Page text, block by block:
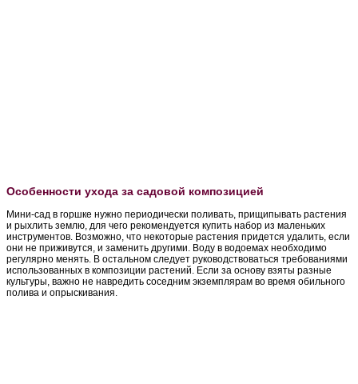
Особенности ухода за садовой композицией
Мини-сад в горшке нужно периодически поливать, прищипывать растения
и рыхлить землю, для чего рекомендуется купить набор из маленьких
инструментов. Возможно, что некоторые растения придется удалить, если
они не приживутся, и заменить другими. Воду в водоемах необходимо
регулярно менять. В остальном следует руководствоваться требованиями
использованных в композиции растений. Если за основу взяты разные
культуры, важно не навредить соседним экземплярам во время обильного
полива и опрыскивания.